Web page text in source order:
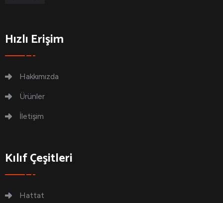
Hızlı Erişim
Hakkımızda
Ürünler
İletişim
Kılıf Çeşitleri
Hattat